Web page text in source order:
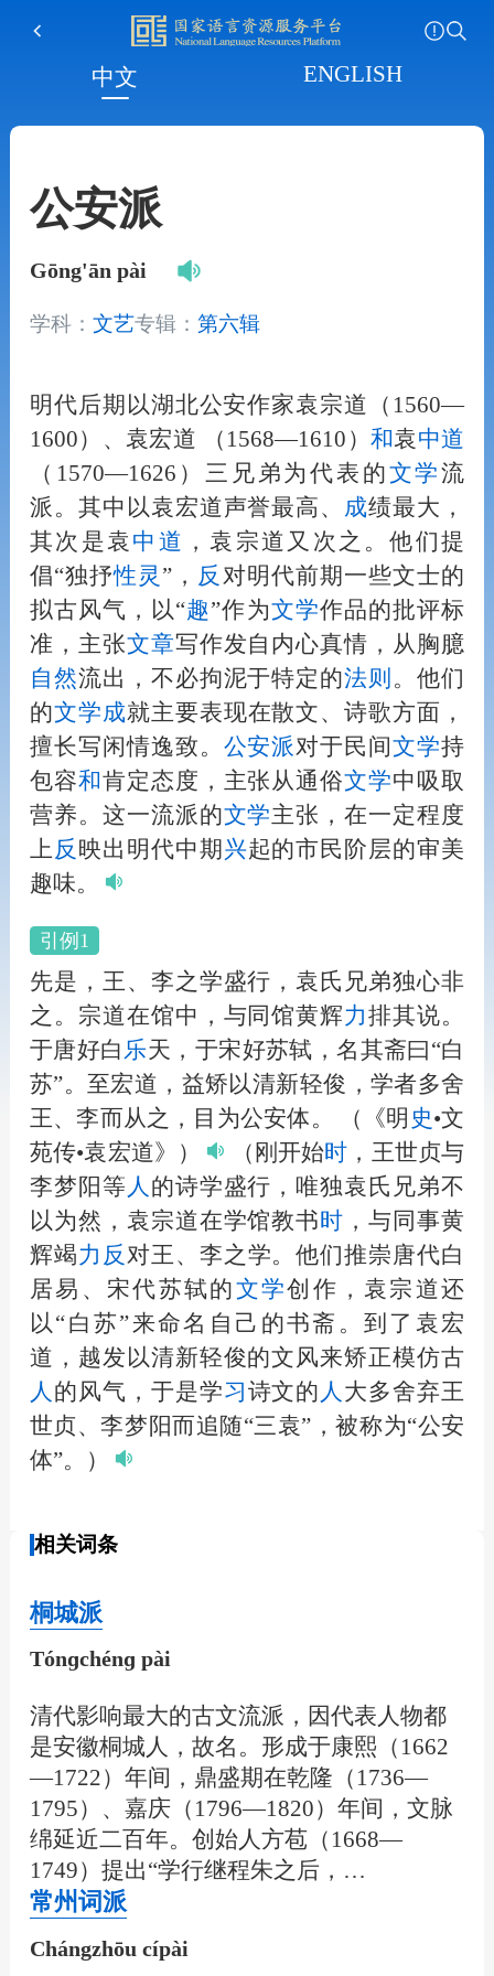
中文 ENGLISH
公安派
Gōng'ān pài
学科： 文艺专辑： 第六辑
明代后期以湖北公安作家袁宗道（1560—
1600）、袁宏道 （1568—1610） 和袁中道
（1570—1626）三兄弟为代表的文学流
派。其中以袁宏道声誉最高、 成绩最大，
其次是袁 中道 ，袁宗道又次之。他们提
倡“独抒性灵 ”， 反 对明代前期一些文士的
拟古风气，以“趣”作为文学作品的批评标
准，主张文章写作发自内心真情，从胸臆
自然流出，不必拘泥于特定的法则 。他们
的文学成就主要表现在散文、诗歌方面，
擅长写闲情逸致。 公安派对于民间文学持
包容和肯定态度，主张从通俗文学中吸取
营养。这一流派的文学主张，在一定程度
上 反 映出明代中期 兴起的市民阶层的审美
趣味。
引例1
先是，王、李之学盛行，袁氏兄弟独心非
之。宗道在馆中，与同馆黄辉力排其说。
于唐好白 乐天，于宋好苏轼，名其斋曰“白
苏”。至宏道，益矫以清新轻俊，学者多舍
王、李而从之，目为公安体。
（《明 史•文
苑传•袁宏道》）
（刚开始时 ，王世贞与
李梦阳等 人 的诗学盛行，唯独袁氏兄弟不
以为然，袁宗道在学馆教书 时 ，与同事黄
辉竭力 反 对王、李之学。他们推崇唐代白
居易、宋代苏轼的文学创作，袁宗道还
以“白苏”来命名自己的书斋。到了袁宏
道，越发以清新轻俊的文风来矫正模仿古
人 的风气，于是学习 诗文的 人 大多舍弃王
世贞、李梦阳而追随“三袁”，被称为“公安
体”。）
相关词条
桐城派
Tónɡchénɡ pài
清代影响最大的古文流派，因代表人物都
是安徽桐城人，故名。形成于康熙（1662
—1722）年间，鼎盛期在乾隆（1736—
1795）、嘉庆（1796—1820）年间，文脉
绵延近二百年。创始人方苞（1668—
1749）提出“学行继程朱之后，…
常州词派
Chángzhōu cípài